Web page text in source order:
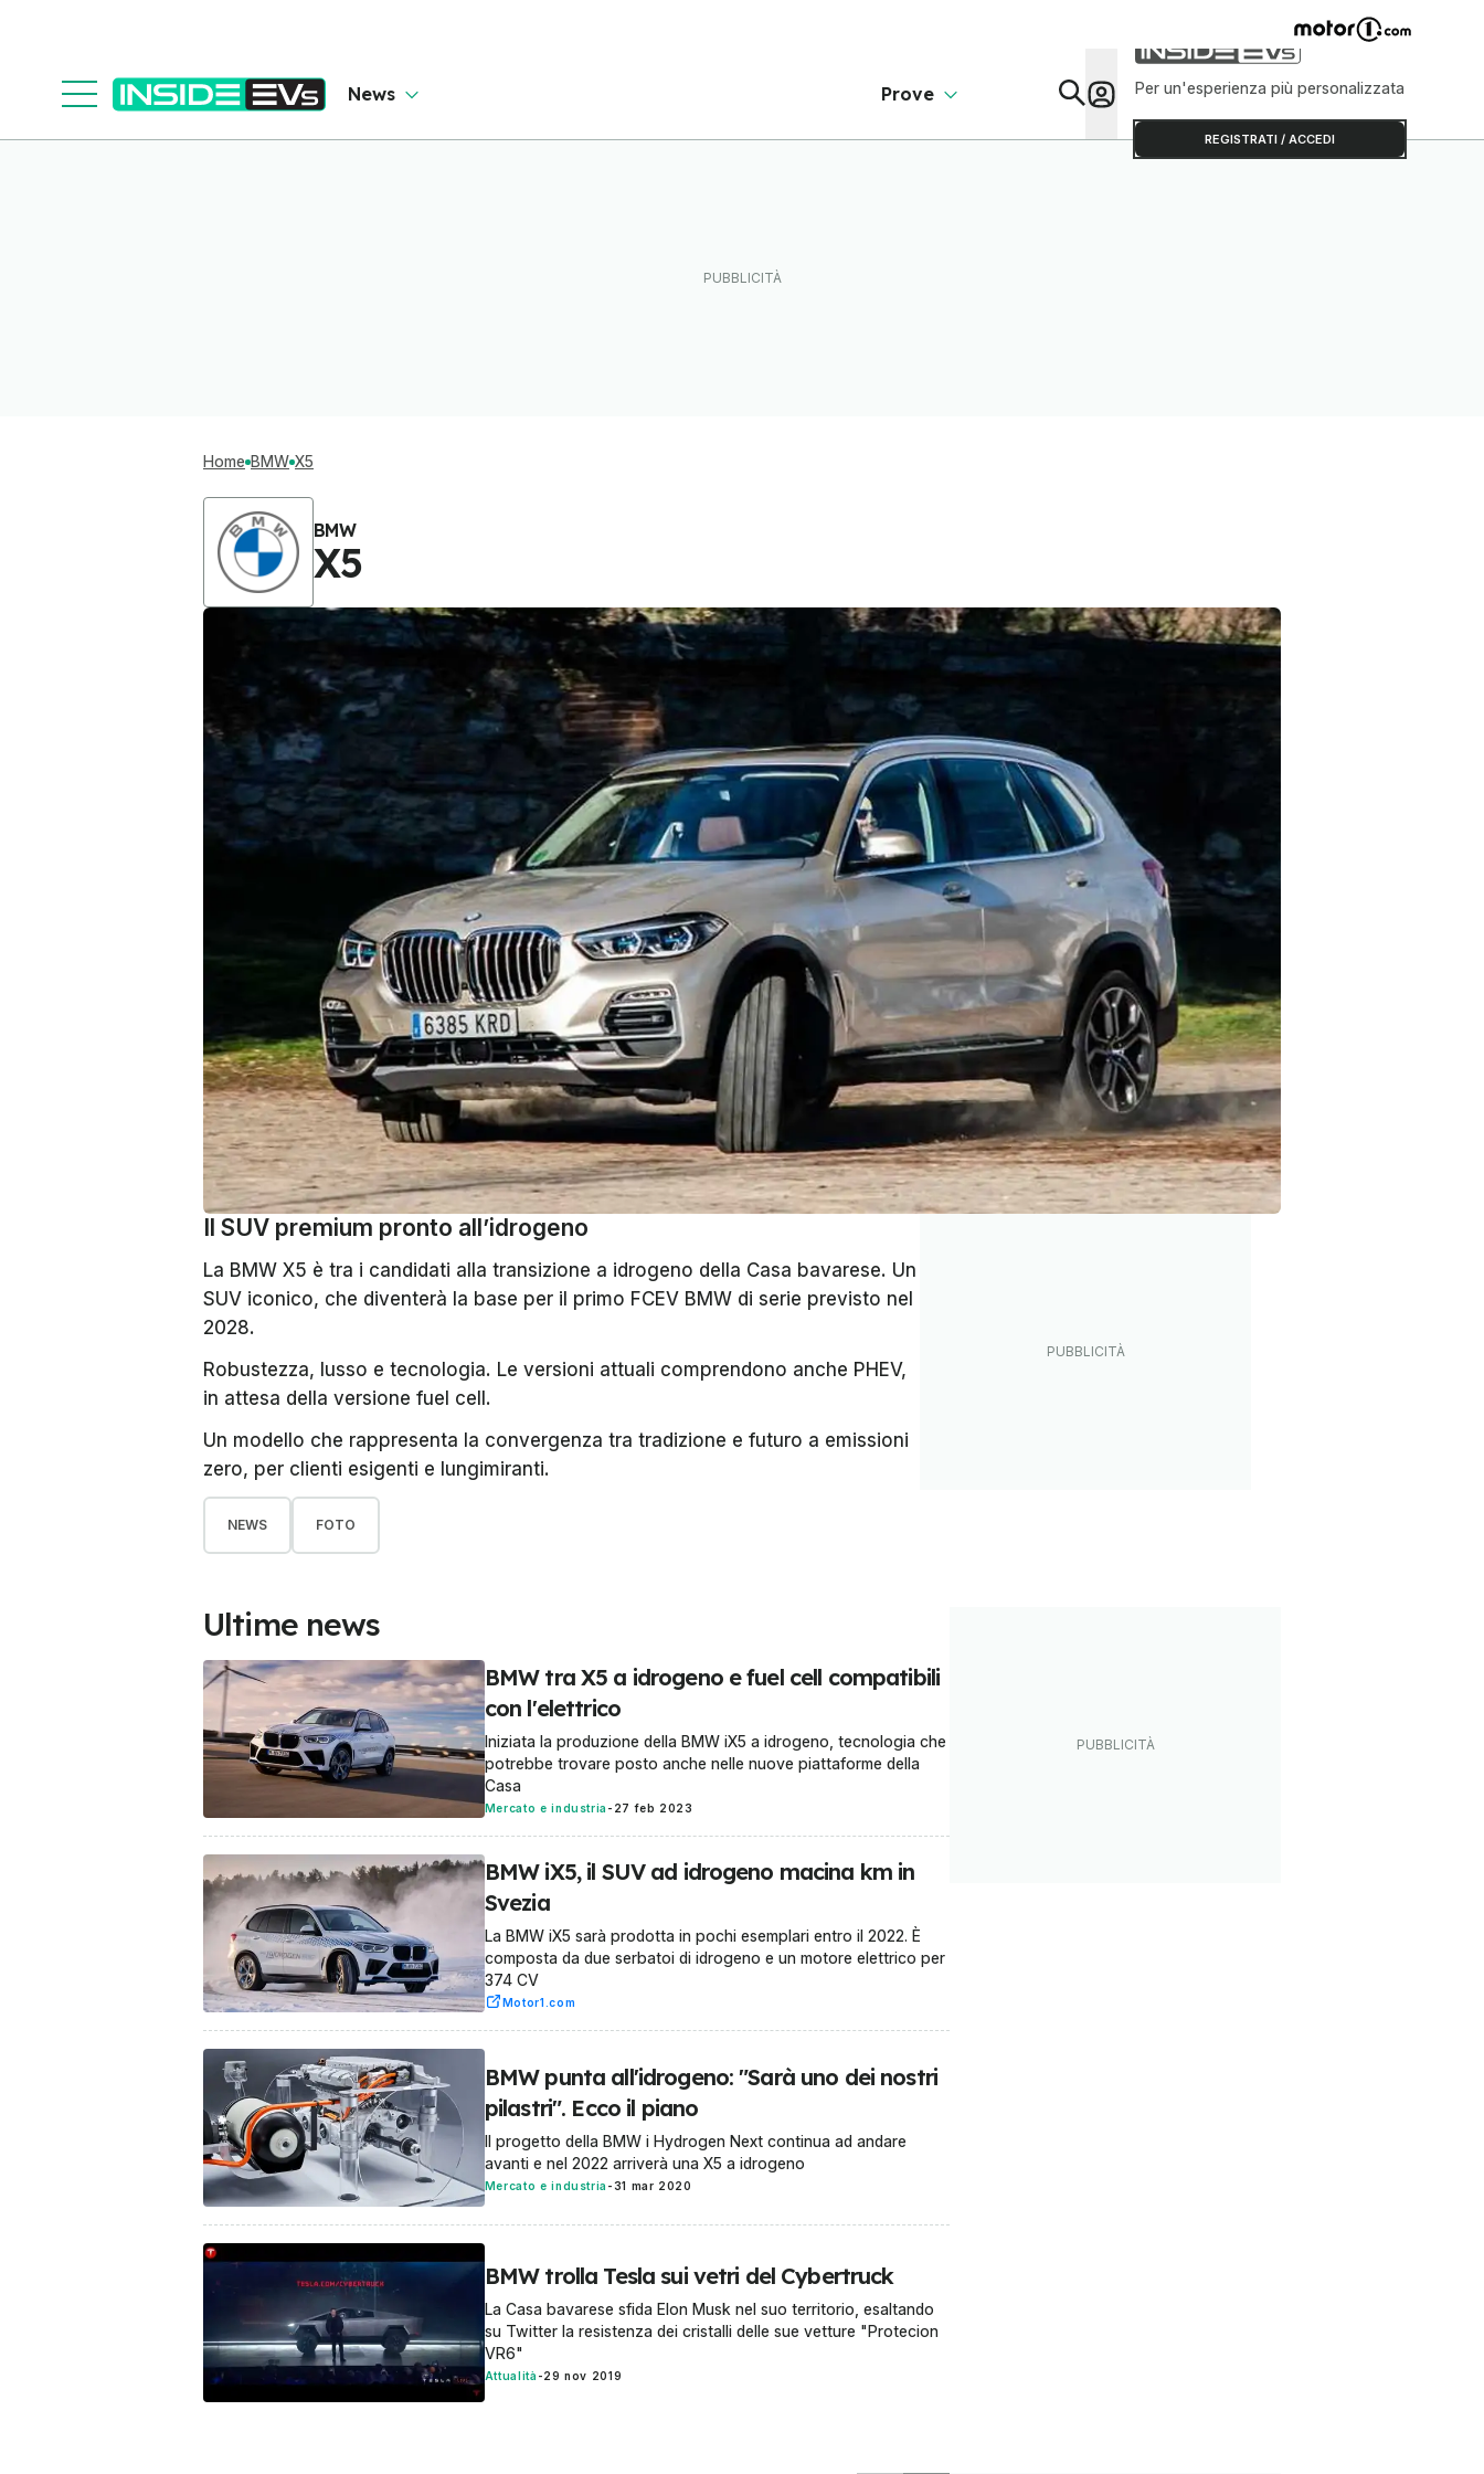
News Prove Per un'esperienza più personalizzata
REGISTRATI / ACCEDI
Home BMW X5
BMW
X5
Il SUV premium pronto all’idrogeno
La BMW X5 è tra i candidati alla transizione a idrogeno della Casa bavarese. Un
SUV iconico, che diventerà la base per il primo FCEV BMW di serie previsto nel
2028.
Robustezza, lusso e tecnologia. Le versioni attuali comprendono anche PHEV,
in attesa della versione fuel cell.
Un modello che rappresenta la convergenza tra tradizione e futuro a emissioni
zero, per clienti esigenti e lungimiranti.
NEWS FOTO
Ultime news
BMW tra X5 a idrogeno e fuel cell compatibili
con l'elettrico
Iniziata la produzione della BMW iX5 a idrogeno, tecnologia che
potrebbe trovare posto anche nelle nuove piattaforme della
Casa
Mercato e industria - 27 feb 2023
BMW iX5, il SUV ad idrogeno macina km in
Svezia
La BMW iX5 sarà prodotta in pochi esemplari entro il 2022. È
composta da due serbatoi di idrogeno e un motore elettrico per
374 CV
Motor1.com
BMW punta all'idrogeno: "Sarà uno dei nostri
pilastri". Ecco il piano
Il progetto della BMW i Hydrogen Next continua ad andare
avanti e nel 2022 arriverà una X5 a idrogeno
Mercato e industria -31 mar 2020
BMW trolla Tesla sui vetri del Cybertruck
La Casa bavarese sfida Elon Musk nel suo territorio, esaltando
su Twitter la resistenza dei cristalli delle sue vetture "Protecion
VR6"
Attualità -29 nov 2019